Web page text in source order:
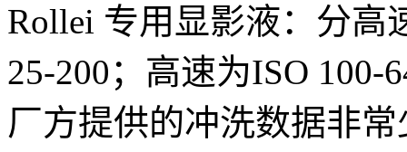
Rollei 专用显影液：分高
25-200；高速为ISO 100-
厂方提供的冲洗数据非